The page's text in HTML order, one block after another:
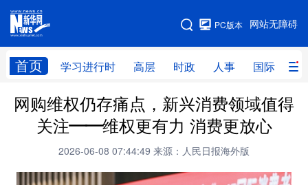
网站无障碍
PC版本
首页 学习进行时 高层 时政 人事 国际 财
网站地图
学习进行时 高层 时政 人事
国际 财经 网评 港澳
网购维权仍存痛点，新兴消费领域值得
关注——维权更有力 消费更放心
2026-06-08 07:44:49 来源：人民日报海外版